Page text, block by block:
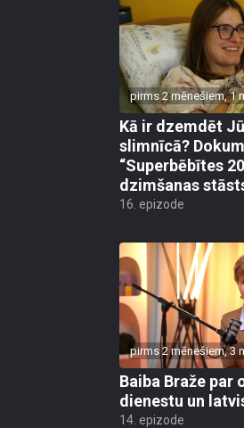
pirms 2 mēnešiem, 1
Kā ir dzemdēt
slimnīcā?
“Superbēbītes
dzimšanas
16. epizode
pirms 2 mēnešiem, 3
Baiba Braže par
dienestu un
14. epizode